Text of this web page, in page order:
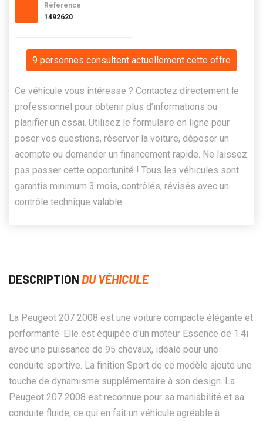
Référence
1492620
9 personnes consultent actuellement cette offre
Ce véhicule vous intéresse ? Contactez directement le
professionnel pour obtenir plus d’informations ou
planifier un essai. Utilisez le formulaire en ligne pour
poser vos questions, réserver la voiture, déposer un
acompte ou demander un financement rapide. Ne laissez
pas passer cette opportunité ! Tous les véhicules sont
garantis minimum 3 mois, contrôlés, révisés avec un
contrôle technique valable.
DESCRIPTION DU VÉHICULE
La Peugeot 207 2008 est une voiture compacte élégante et
performante. Elle est équipée d'un moteur Essence de 1.4i
avec une puissance de 95 chevaux, idéale pour une
conduite sportive. La finition Sport de ce modèle ajoute une
touche de dynamisme supplémentaire à son design. La
Peugeot 207 2008 est reconnue pour sa maniabilité et sa
conduite fluide, ce qui en fait un véhicule agréable à